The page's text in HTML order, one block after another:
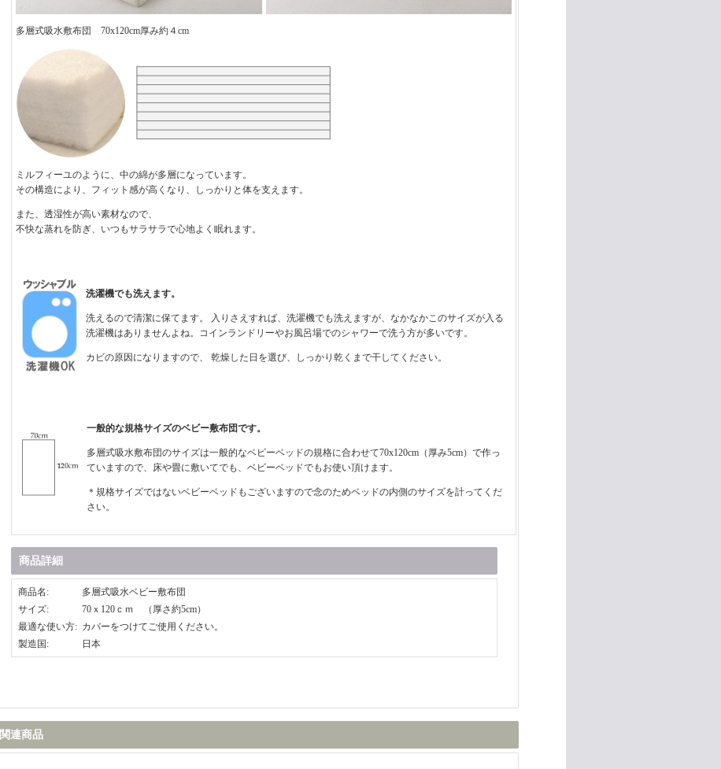
多層式吸水敷布団 70x120cm厚み約４cm
ミルフィーユのように、中の綿が多層になっています。
その構造により、フィット感が高くなり、しっかりと体を支えます。
また、透湿性が高い素材なので、
不快な蒸れを防ぎ、いつもサラサラで心地よく眠れます。
洗濯機でも洗えます。
洗えるので清潔に保てます。 入りさえすれば、洗濯機でも洗えますが、なかなかこのサイズが入る
洗濯機はありませんよね。コインランドリーやお風呂場でのシャワーで洗う方が多いです。
カビの原因になりますので、 乾燥した日を選び、しっかり乾くまで干してください。
一般的な規格サイズのベビー敷布団です。
多層式吸水敷布団のサイズは一般的なベビーベッドの規格に合わせて70x120cm（厚み5cm）で作っ
ていますので、床や畳に敷いてでも、ベビーベッドでもお使い頂けます。
＊規格サイズではないベビーベッドもございますので念のためベッドの内側のサイズを計ってくだ
さい。
商品詳細
商品名 :
多層式吸水ベビー敷布団
サイズ:
70ｘ120ｃｍ （厚さ約5cm）
最適な使い方: カバーをつけてご使用ください。
製造国 : 日本
関連商品